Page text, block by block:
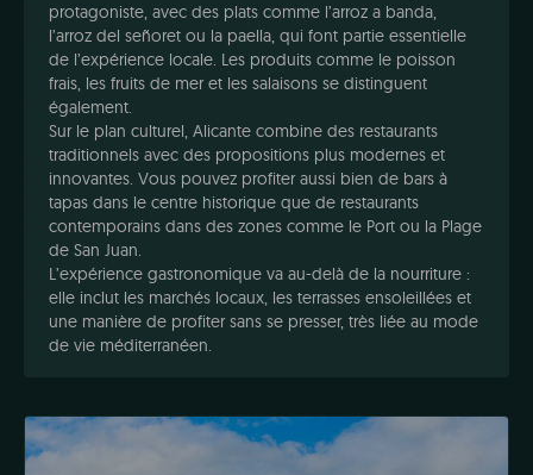
protagoniste, avec des plats comme l’arroz a banda,
l’arroz del señoret ou la paella, qui font partie essentielle
de l’expérience locale. Les produits comme le poisson
frais, les fruits de mer et les salaisons se distinguent
également.
Sur le plan culturel, Alicante combine des restaurants
traditionnels avec des propositions plus modernes et
innovantes. Vous pouvez profiter aussi bien de bars à
tapas dans le centre historique que de restaurants
contemporains dans des zones comme le Port ou la Plage
de San Juan.
L’expérience gastronomique va au-delà de la nourriture :
elle inclut les marchés locaux, les terrasses ensoleillées et
une manière de profiter sans se presser, très liée au mode
de vie méditerranéen.